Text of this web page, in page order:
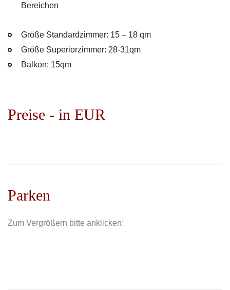
Bereichen
Größe Standardzimmer: 15 – 18 qm
Größe Superiorzimmer: 28-31qm
Balkon: 15qm
Preise - in EUR
Parken
Zum Vergrößern bitte anklicken: